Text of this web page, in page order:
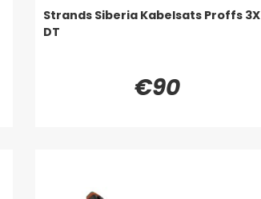
Strands Siberia Kabelsats Proffs 3X
DT
€90